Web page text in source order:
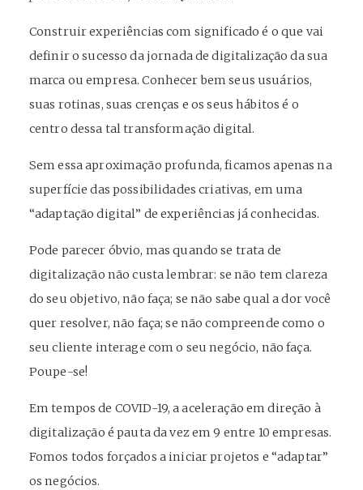
Construir experiências com significado é o que vai
definir o sucesso da jornada de digitalização da sua
marca ou empresa. Conhecer bem seus usuários,
suas rotinas, suas crenças e os seus hábitos é o
centro dessa tal transformação digital.
Sem essa aproximação profunda, ficamos apenas na
superfície das possibilidades criativas, em uma
“adaptação digital” de experiências já conhecidas.
Pode parecer óbvio, mas quando se trata de
digitalização não custa lembrar: se não tem clareza
do seu objetivo, não faça; se não sabe qual a dor você
quer resolver, não faça; se não compreende como o
seu cliente interage com o seu negócio, não faça.
Poupe-se!
Em tempos de COVID-19, a aceleração em direção à
digitalização é pauta da vez em 9 entre 10 empresas.
Fomos todos forçados a iniciar projetos e “adaptar”
os negócios.